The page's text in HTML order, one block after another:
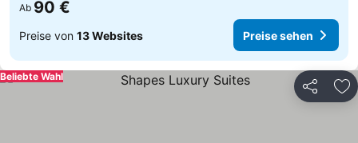
Ab 90 €
Preise von 13 Websites Preise sehen
Teilen
Beliebte Wahl